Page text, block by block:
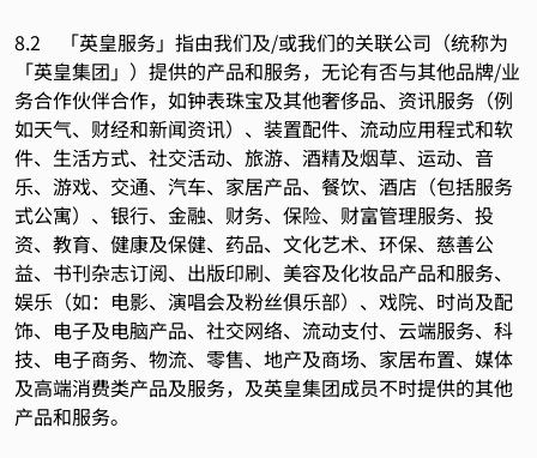
8.2 「英皇服务」指由我们及/或我们的关联公司（统称为
「英皇集团」）提供的产品和服务，无论有否与其他品牌/业
务合作伙伴合作，如钟表珠宝及其他奢侈品、资讯服务（例
如天气、财经和新闻资讯）、装置配件、流动应用程式和软
件、生活方式、社交活动、旅游、酒精及烟草、运动、音
乐、游戏、交通、汽车、家居产品、餐饮、酒店（包括服务
式公寓）、银行、金融、财务、保险、财富管理服务、投
资、教育、健康及保健、药品、文化艺术、环保、慈善公
益、书刊杂志订阅、出版印刷、美容及化妆品产品和服务、
娱乐（如：电影、演唱会及粉丝俱乐部）、戏院、时尚及配
饰、电子及电脑产品、社交网络、流动支付、云端服务、科
技、电子商务、物流、零售、地产及商场、家居布置、媒体
及高端消费类产品及服务，及英皇集团成员不时提供的其他
产品和服务。